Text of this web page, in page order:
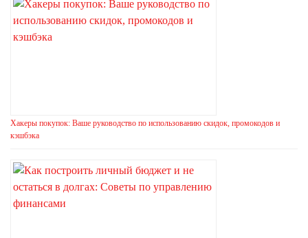
Хакеры покупок: Ваше руководство по использованию скидок, промокодов и
кэшбэка